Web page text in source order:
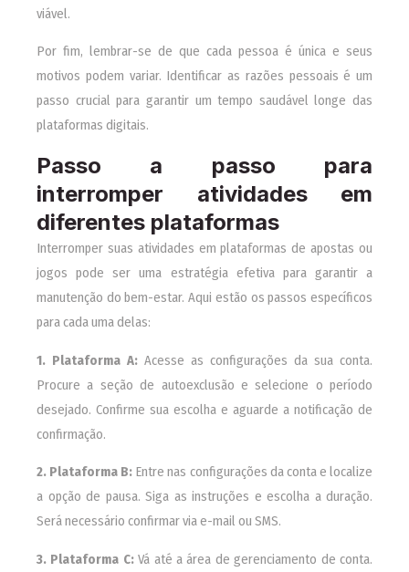
viável.
Por fim, lembrar-se de que cada pessoa é única e seus
motivos podem variar. Identificar as razões pessoais é um
passo crucial para garantir um tempo saudável longe das
plataformas digitais.
Passo a passo para
interromper atividades em
diferentes plataformas
Interromper suas atividades em plataformas de apostas ou
jogos pode ser uma estratégia efetiva para garantir a
manutenção do bem-estar. Aqui estão os passos específicos
para cada uma delas:
1. Plataforma A: Acesse as configurações da sua conta.
Procure a seção de autoexclusão e selecione o período
desejado. Confirme sua escolha e aguarde a notificação de
confirmação.
2. Plataforma B: Entre nas configurações da conta e localize
a opção de pausa. Siga as instruções e escolha a duração.
Será necessário confirmar via e-mail ou SMS.
3. Plataforma C:Vá até a área de gerenciamento de conta.